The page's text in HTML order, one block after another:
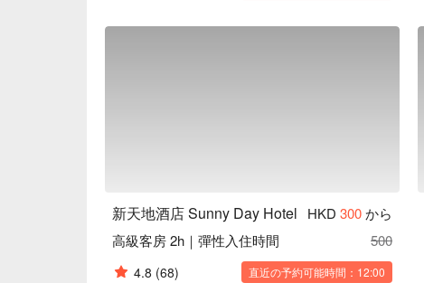
新天地酒店 Sunny Day Hotel HKD 300から
高級客房 2h｜彈性入住時間
500
4.8 (68) 直近の予約可能時間：12:00